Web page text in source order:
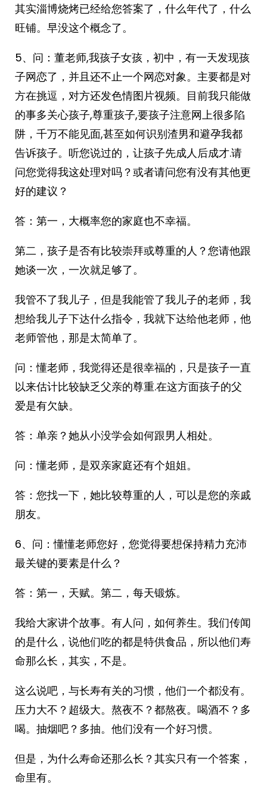
其实淄博烧烤已经给您答案了，什么年代了，什么
旺铺。早没这个概念了。
5、问：董老师,我孩子女孩，初中，有一天发现孩
子网恋了，并且还不止一个网恋对象。主要都是对
方在挑逗，对方还发色情图片视频。目前我只能做
的事多关心孩子,尊重孩子,要孩子注意网上很多陷
阱，千万不能见面,甚至如何识别渣男和避孕我都
告诉孩子。听您说过的，让孩子先成人后成才.请
问您觉得我这处理对吗？或者请问您有没有其他更
好的建议？
答：第一，大概率您的家庭也不幸福。
第二，孩子是否有比较崇拜或尊重的人？您请他跟
她谈一次，一次就足够了。
我管不了我儿子，但是我能管了我儿子的老师，我
想给我儿子下达什么指令，我就下达给他老师，他
老师管他，那是太简单了。
问：懂老师，我觉得还是很幸福的，只是孩子一直
以来估计比较缺乏父亲的尊重.在这方面孩子的父
爱是有欠缺。
答：单亲？她从小没学会如何跟男人相处。
问：懂老师，是双亲家庭还有个姐姐。
答：您找一下，她比较尊重的人，可以是您的亲戚
朋友。
6、问：懂懂老师您好，您觉得要想保持精力充沛
最关键的要素是什么？
答：第一，天赋。第二，每天锻炼。
我给大家讲个故事。有人问，如何养生。我们传闻
的是什么，说他们吃的都是特供食品，所以他们寿
命那么长，其实，不是。
这么说吧，与长寿有关的习惯，他们一个都没有。
压力大不？超级大。熬夜不？都熬夜。喝酒不？多
喝。抽烟吧？多抽。他们没有一个好习惯。
但是，为什么寿命还那么长？其实只有一个答案，
命里有。